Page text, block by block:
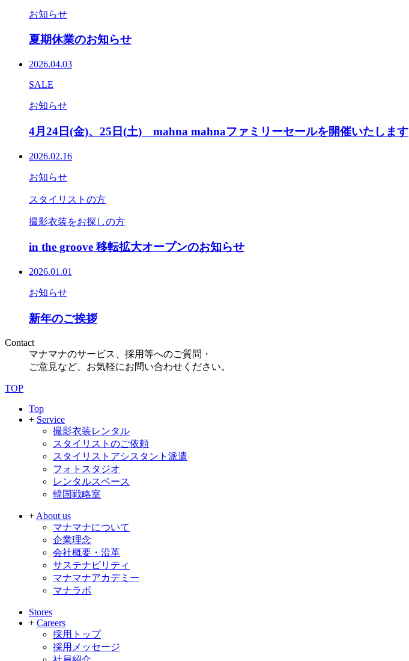
お知らせ
夏期休業のお知らせ
2026.04.03
SALE
お知らせ
4月24日(金)、25日(土) mahna mahnaファミリーセールを開催いたします
2026.02.16
お知らせ
スタイリストの方
撮影衣装をお探しの方
in the groove 移転拡大オープンのお知らせ
2026.01.01
お知らせ
新年のご挨拶
Contact
マナマナのサービス、採用等へのご質問・
ご意見など、お気軽にお問い合わせください。
TOP
Top
+ Service
撮影衣装レンタル
スタイリストのご依頼
スタイリストアシスタント派遣
フォトスタジオ
レンタルスペース
韓国戦略室
+About us
マナマナについて
企業理念
会社概要・沿革
サステナビリティ
マナマナアカデミー
マナラボ
Stores
+ Careers
採用トップ
採用メッセージ